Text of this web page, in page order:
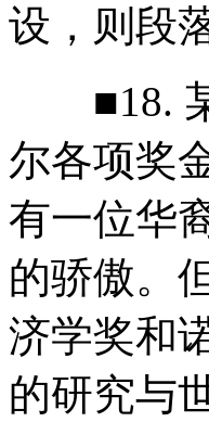
设，则段
■18. 某
尔各项奖
有一位华
的骄傲。
济学奖和
的研究与